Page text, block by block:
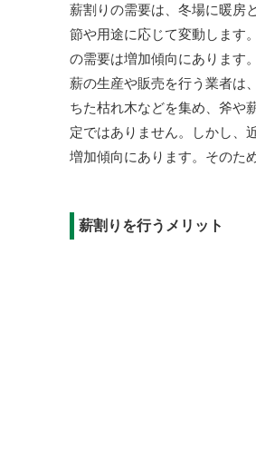
薪割りの需要は、冬場に暖房
節や用途に応じて変動します
の需要は増加傾向にあります
薪の生産や販売を行う業者は
ちた枯れ木などを集め、斧や
定ではありません。しかし、
増加傾向にあります。そのた
薪割りを行うメリット